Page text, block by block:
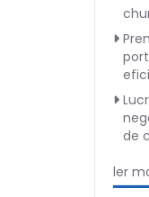
de
ler